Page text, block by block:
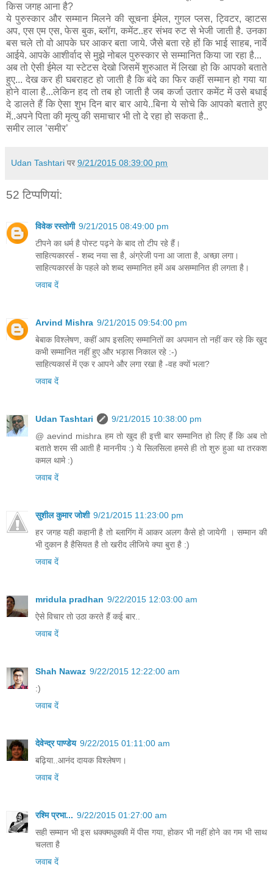
किस जगह आना है?
ये पुरुस्कार और सम्मान मिलने की सूचना ईमेल, गुगल प्लस, ट्विटर, व्हाटस
अप, एस एम एस, फेस बुक, ब्लॉग, कमेंट..हर संभव रुट से भेजी जाती है. उनका
बस चले तो वो आपके घर आकर बता जाये. जैसे बता रहे हों कि भाई साहब, नार्वे
आईये. आपके आशीर्वाद से मुझे नोबल पुरुस्कार से सम्मानित किया जा रहा है...
अब तो ऐसी ईमेल या स्टेटस देखो जिसमें शुरुआत में लिखा हो कि आपको बताते
हुए... देख कर ही घबराहट हो जाती है कि बंदे का फिर कहीं सम्मान हो गया या
होने वाला है...लेकिन हद तो तब हो जाती है जब कर्जा उतार कमेंट में उसे बधाई
दे डालते हैं कि ऐसा शुभ दिन बार बार आये..बिना ये सोचे कि आपको बताते हुए
में..अपने पिता की मृत्यु की समाचार भी तो दे रहा हो सकता है..
समीर लाल ’समीर’
Udan Tashtari पर 9/21/2015 08:39:00 pm
52 टिप्‍पणियां:
विवेक रस्तोगी 9/21/2015 08:49:00 pm
टीपने का धर्म है पोस्ट पढ़ने के बाद तो टीप रहे हैं।
साहित्यकारर्स - शब्द नया सा है, अंग्रेजी पना आ जाता है, अच्छा लगा।
साहित्यकारर्स के पहले को शब्द सम्मानित हमें अब असम्मानित ही लगता है।
जवाब दें
Arvind Mishra 9/21/2015 09:54:00 pm
बेबाक विश्लेषण, कहीं आप इसलिए सम्मानितों का अपमान तो नहीं कर रहे कि खुद
कभी सम्मानित नहीं हुए और भड़ास निकाल रहे :-)
साहित्यकार्स में एक र आपने और लगा रखा है -वह क्यों भला?
जवाब दें
Udan Tashtari
9/21/2015 10:38:00 pm
@ aevind mishra हम तो खुद ही इत्ती बार सम्मानित हो लिए हैं कि अब तो
बताते शरम सी आती है माननीय :) ये सिलसिला हमसे ही तो शुरु हुआ था तरकश
कमल थामे :)
जवाब दें
सुशील कुमार जोशी 9/21/2015 11:23:00 pm
हर जगह यही कहानी है तो ब्लागिंग में आकर अलग कैसे हो जायेगी । सम्मान की
भी दुकान है हैसियत है तो खरीद लीजिये क्या बुरा है :)
जवाब दें
mridula pradhan 9/22/2015 12:03:00 am
ऐसे विचार तो उठा करते हैं कई बार..
जवाब दें
Shah Nawaz 9/22/2015 12:22:00 am
:)
जवाब दें
देवेन्द्र पाण्डेय 9/22/2015 01:11:00 am
बढ़िया..आनंद दायक विश्लेषण।
जवाब दें
रश्मि प्रभा... 9/22/2015 01:27:00 am
सही सम्मान भी इस धक्क्मधुक्की में पीस गया, होकर भी नहीं होने का गम भी साथ
चलता है
जवाब दें